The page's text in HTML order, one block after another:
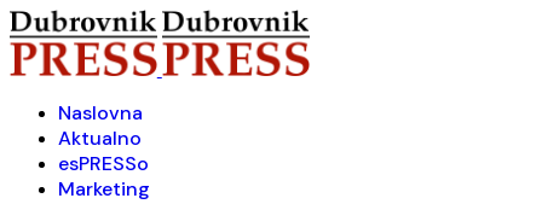
Naslovna
Aktualno
esPRESSo
Marketing